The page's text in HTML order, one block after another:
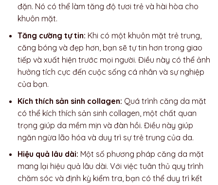
đặn. Nó có thể làm tăng độ tươi trẻ và hài hòa cho
khuôn mặt.
Tăng cường tự tin: Khi có một khuôn mặt trẻ trung,
căng bóng và đẹp hơn, bạn sẽ tự tin hơn trong giao
tiếp và xuất hiện trước mọi người. Điều này có thể ảnh
hưởng tích cực đến cuộc sống cá nhân và sự nghiệp
của bạn.
Kích thích sản sinh collagen: Quá trình căng da mặt
có thể kích thích sản sinh collagen, một chất quan
trọng giúp da mềm mịn và đàn hồi. Điều này giúp
ngăn ngừa lão hóa và duy trì sự trẻ trung của da.
Hiệu quả lâu dài: Một số phương pháp căng da mặt
mang lại hiệu quả lâu dài. Với việc tuân thủ quy trình
chăm sóc và định kỳ kiểm tra, bạn có thể duy trì kết